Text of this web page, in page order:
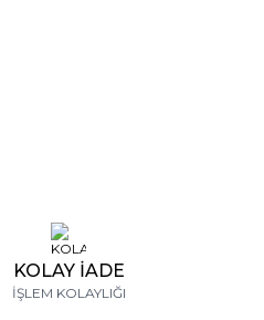
KOLAY İADE
İŞLEM KOLAYLIĞI